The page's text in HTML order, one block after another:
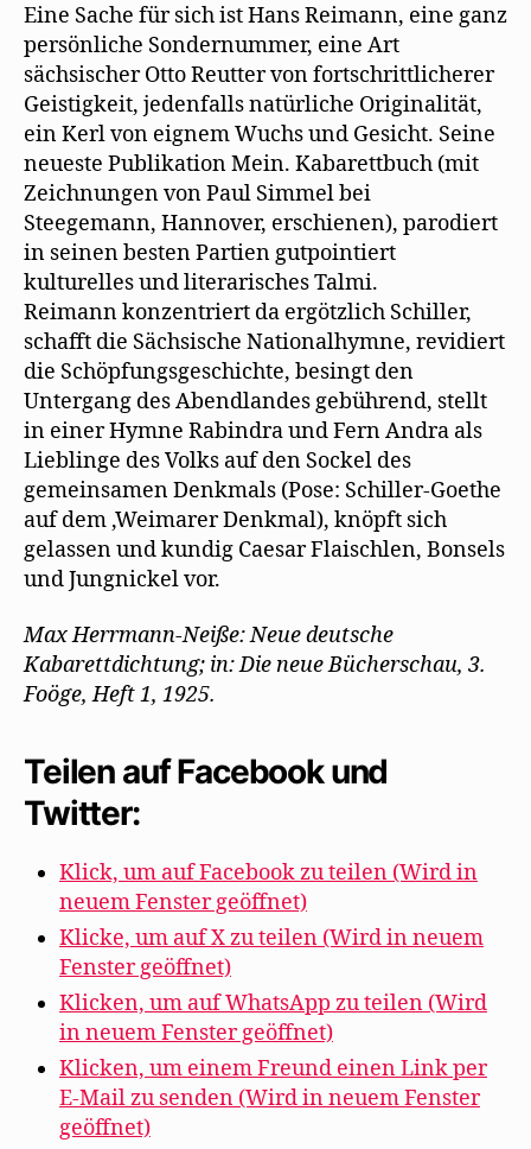
Eine Sache für sich ist Hans Reimann, eine ganz
persönliche Sondernummer, eine Art
sächsischer Otto Reutter von fortschrittlicherer
Geistigkeit, jedenfalls natürliche Originalität,
ein Kerl von eignem Wuchs und Gesicht. Seine
neueste Publikation Mein. Kabarettbuch (mit
Zeichnungen von Paul Simmel bei
Steegemann, Hannover, erschienen), parodiert
in seinen besten Partien gutpointiert
kulturelles und literarisches Talmi.
Reimann konzentriert da ergötzlich Schiller,
schafft die Sächsische Nationalhymne, revidiert
die Schöpfungsgeschichte, besingt den
Untergang des Abendlandes gebührend, stellt
in einer Hymne Rabindra und Fern Andra als
Lieblinge des Volks auf den Sockel des
gemeinsamen Denkmals (Pose: Schiller-Goethe
auf dem ‚Weimarer Denkmal), knöpft sich
gelassen und kundig Caesar Flaischlen, Bonsels
und Jungnickel vor.
Max Herrmann-Neiße: Neue deutsche
Kabarettdichtung; in: Die neue Bücherschau, 3.
Foöge, Heft 1, 1925.
Teilen auf Facebook und
Twitter:
Klick, um auf Facebook zu teilen (Wird in
neuem Fenster geöffnet)
Klicke, um auf X zu teilen (Wird in neuem
Fenster geöffnet)
Klicken, um auf WhatsApp zu teilen (Wird
in neuem Fenster geöffnet)
Klicken, um einem Freund einen Link per
E-Mail zu senden (Wird in neuem Fenster
geöffnet)